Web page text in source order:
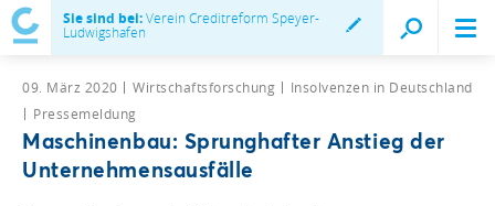
Sie sind bei:Verein Creditreform Speyer-
Ludwigshafen
09. März 2020 Wirtschaftsforschung
Insolvenzen in Deutschland
Pressemeldung
Maschinenbau: Sprunghafter Anstieg der
Unternehmensausfälle